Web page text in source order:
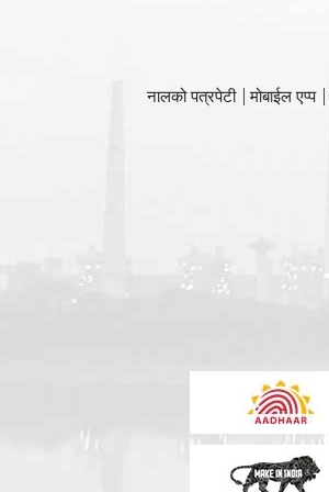
नालको पत्रपेटी मोबाईल एप्प